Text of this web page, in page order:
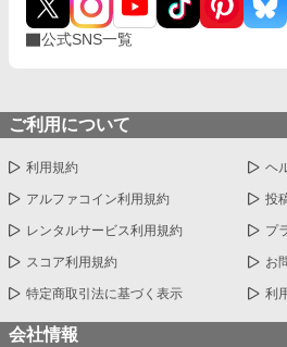
公式SNS一覧
ご利用について
利用規約 ヘ
アルファコイン利用規約 投
レンタルサービス利用規約 プ
スコア利用規約 お
特定商取引法に基づく表示 利
会社情報